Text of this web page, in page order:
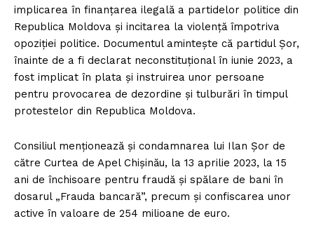
implicarea în finanțarea ilegală a partidelor politice din
Republica Moldova și incitarea la violență împotriva
opoziției politice. Documentul amintește că partidul Șor,
înainte de a fi declarat neconstituțional în iunie 2023, a
fost implicat în plata și instruirea unor persoane
pentru provocarea de dezordine și tulburări în timpul
protestelor din Republica Moldova.
Consiliul menționează și condamnarea lui Ilan Șor de
către Curtea de Apel Chișinău, la 13 aprilie 2023, la 15
ani de închisoare pentru fraudă și spălare de bani în
dosarul „Frauda bancară”, precum și confiscarea unor
active în valoare de 254 milioane de euro.